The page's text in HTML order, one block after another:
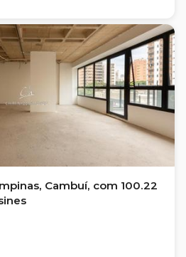
Cambuí, com 100.22